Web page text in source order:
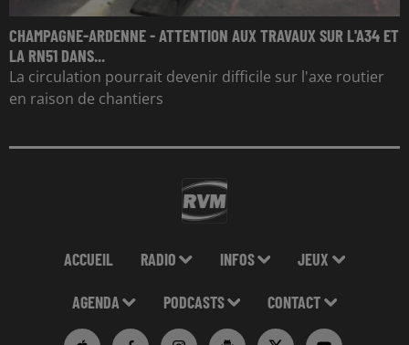
CHAMPAGNE-ARDENNE - ATTENTION AUX TRAVAUX SUR L'A34 ET
LA RN51 DANS...
La circulation pourrait devenir difficile sur l'axe routier
en raison de chantiers
ACCUEIL RADIO INFOS JEUX
AGENDA PODCASTS CONTACT